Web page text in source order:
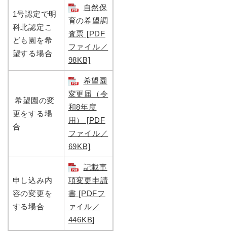
1号認定で明
科北認定こ
ども園を希
望する場合
自然保
育の希望調
査票 [PDF
ファイル／
98KB]
希望園の変
更をする場
合
希望園
変更届（令
和8年度
用） [PDF
ファイル／
69KB]
申し込み内
容の変更を
する場合
記載事
項変更申請
書 [PDFフ
ァイル／
446KB]